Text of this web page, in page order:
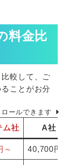
料金比
較して、ご
ことがお分
ロールできます
ム社 A社
～ 40,700円